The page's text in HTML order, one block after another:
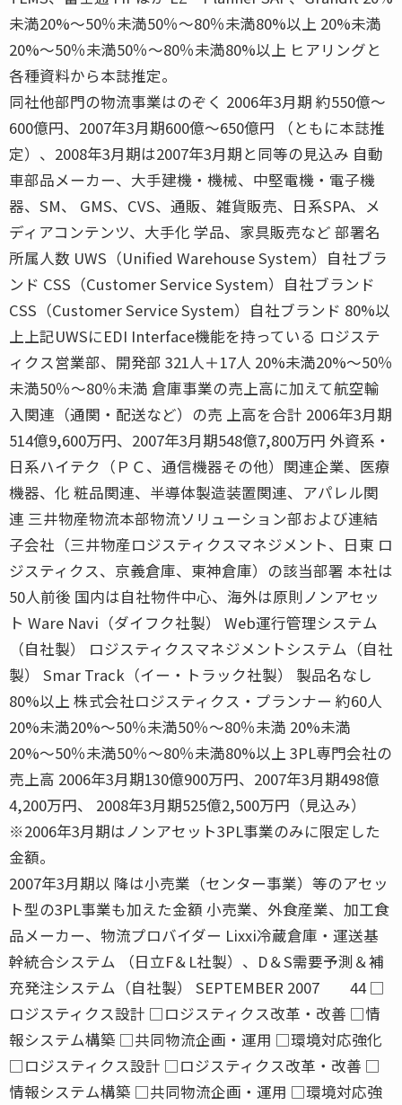
未満20%〜50％未満50％〜80％未満80%以上 20%未満
20%〜50％未満50％〜80％未満80%以上 ヒアリングと
各種資料から本誌推定。
同社他部門の物流事業はのぞく 2006年3月期 約550億〜
600億円、2007年3月期600億〜650億円 （ともに本誌推
定）、2008年3月期は2007年3月期と同等の見込み 自動
車部品メーカー、大手建機・機械、中堅電機・電子機
器、SM、 GMS、CVS、通販、雑貨販売、日系SPA、メ
ディアコンテンツ、大手化 学品、家具販売など 部署名
所属人数 UWS（Unified Warehouse System）自社ブラ
ンド CSS（Customer Service System）自社ブランド
CSS（Customer Service System）自社ブランド 80%以
上上記UWSにEDI Interface機能を持っている ロジステ
ィクス営業部、開発部 321人＋17人 20%未満20%〜50％
未満50％〜80％未満 倉庫事業の売上高に加えて航空輸
入関連（通関・配送など）の売 上高を合計 2006年3月期
514億9,600万円、2007年3月期548億7,800万円 外資系・
日系ハイテク（ＰＣ、通信機器その他）関連企業、医療
機器、化 粧品関連、半導体製造装置関連、アパレル関
連 三井物産物流本部物流ソリューション部および連結
子会社（三井物産ロジスティクスマネジメント、日東 ロ
ジスティクス、京義倉庫、東神倉庫）の該当部署 本社は
50人前後 国内は自社物件中心、海外は原則ノンアセッ
ト Ware Navi（ダイフク社製） Web運行管理システム
（自社製） ロジスティクスマネジメントシステム（自社
製） Smar Track（イー・トラック社製） 製品名なし
80%以上 株式会社ロジスティクス・プランナー 約60人
20%未満20%〜50％未満50％〜80％未満 20%未満
20%〜50％未満50％〜80％未満80%以上 3PL専門会社の
売上高 2006年3月期130億900万円、2007年3月期498億
4,200万円、 2008年3月期525億2,500万円（見込み）
※2006年3月期はノンアセット3PL事業のみに限定した
金額。
2007年3月期以 降は小売業（センター事業）等のアセッ
ト型の3PL事業も加えた金額 小売業、外食産業、加工食
品メーカー、物流プロバイダー Lixxi冷蔵倉庫・運送基
幹統合システム （日立F＆L社製）、D＆S需要予測＆補
充発注システム（自社製） SEPTEMBER 2007 44 □
ロジスティクス設計 □ロジスティクス改革・改善 □情
報システム構築 □共同物流企画・運用 □環境対応強化
□ロジスティクス設計 □ロジスティクス改革・改善 □
情報システム構築 □共同物流企画・運用 □環境対応強